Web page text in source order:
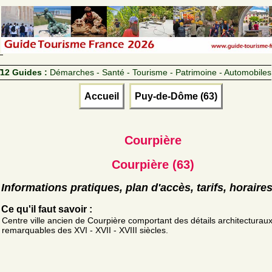
12 Guides : Démarches - Santé - Tourisme - Patrimoine - Automobiles
Accueil Puy-de-Dôme (63)
Courpière
Courpière (63)
Informations pratiques, plan d'accès, tarifs, horaires
Ce qu'il faut savoir :
Centre ville ancien de Courpière comportant des détails architecturaux
remarquables des XVI - XVII - XVIII siècles.